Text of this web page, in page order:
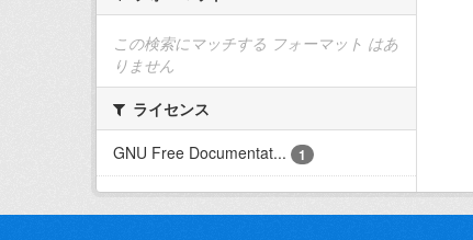
この検索にマッチする フォーマット はあ
りません
ライセンス
GNU Free Documentat...
1